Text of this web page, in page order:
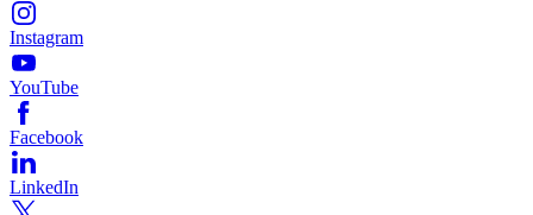
Instagram
YouTube
Facebook
LinkedIn